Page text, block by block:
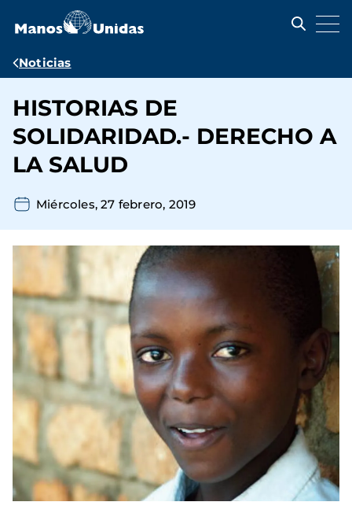
contenido
Ruta
navegación
Noticias
HISTORIAS DE
SOLIDARIDAD.- DERECHO A
LA SALUD
Miércoles, 27 febrero, 2019